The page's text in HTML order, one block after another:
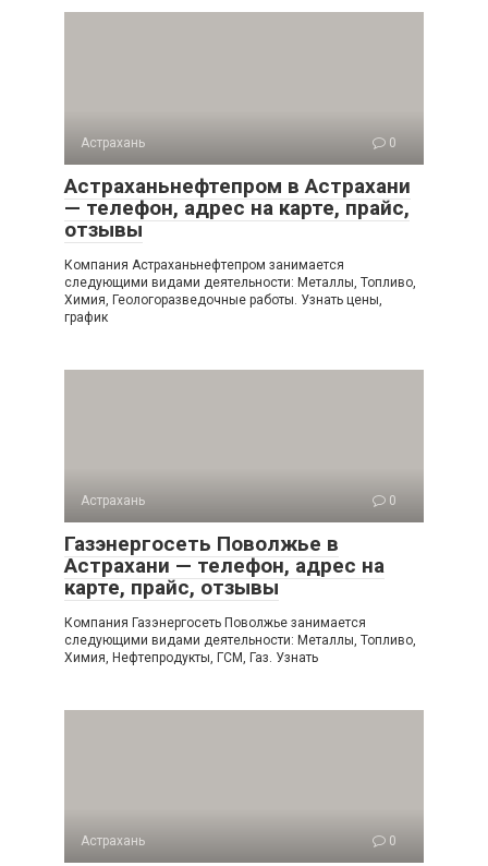
Астрахань 0
Астраханьнефтепром в Астрахани
— телефон, адрес на карте, прайс,
отзывы
Компания Астраханьнефтепром занимается
следующими видами деятельности: Металлы, Топливо,
Химия, Геологоразведочные работы. Узнать цены,
график
Астрахань 0
Газэнергосеть Поволжье в
Астрахани — телефон, адрес на
карте, прайс, отзывы
Компания Газэнергосеть Поволжье занимается
следующими видами деятельности: Металлы, Топливо,
Химия, Нефтепродукты, ГСМ, Газ. Узнать
Астрахань 0